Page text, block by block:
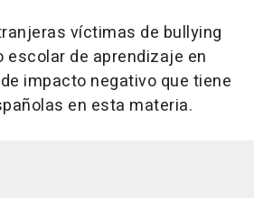
víctimas de bullying
escolar de aprendizaje en
impacto negativo que tiene
en esta materia.